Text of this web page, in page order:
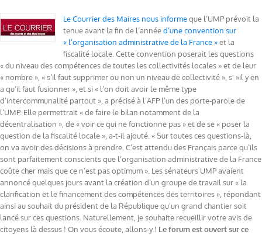
Le Courrier des Maires nous informeque l’UMP prévoit la
tenue avant la fin de l’annéed’une convention sur
« l’organisation administrative de la France »et la
fiscalité locale. Cette convention poserait les questions
« du niveau des compétences de toutes les collectivités locales » et de leur
« nombre », « s’il faut supprimer ou non un niveau de collectivité », s' »il y en
a qu’il faut fusionner », et si « l’on doit avoir le même type
d’intercommunalité partout », a précisé à l’AFP l’un des porte-parole de
l’UMP. Elle permettrait « de faire le bilan notamment de la
décentralisation », de « voir ce qui ne fonctionne pas » et de se « poser la
question de la fiscalité locale », a-t-il ajouté. « Sur toutes ces questions-là,
on va avoir des décisions à prendre. C’est attendu des Français parce qu’ils
sont parfaitement conscients que l’organisation administrative de la France
coûte cher mais que ce n’est pas optimum ». Les sénateurs UMP avaient
annoncé quelques jours avant la création d’un groupe de travail sur « la
clarification et le financement des compétences des territoires », répondant
ainsi au souhait du président de la République qu’un grand chantier soit
lancé sur ces questions. Naturellement, je souhaite recueillir votre avis de
citoyens là dessus ! On vous écoute, allons-y ! Le forum est ouvert sur ce